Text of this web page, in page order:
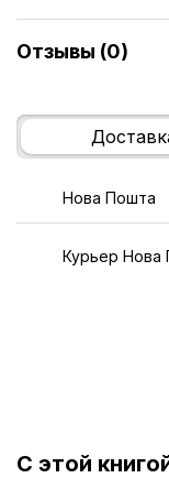
Отзывы (0)
Нова Пошта
Курьер Нова
С этой